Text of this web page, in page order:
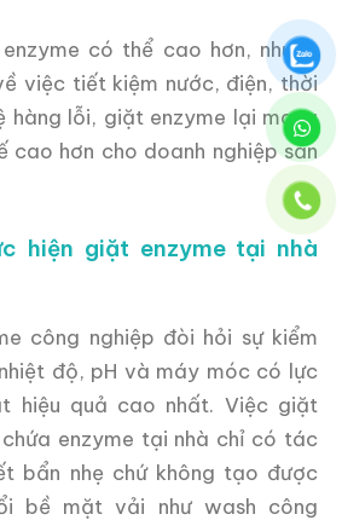
có thể cao hơn, nhưng
việc tiết kiệm nước, điện, thời
hàng lỗi, giặt enzyme lại mang
cao hơn cho doanh nghiệp sản
hiện giặt enzyme tại nhà
công nghiệp đòi hỏi sự kiểm
độ, pH và máy móc có lực
hiệu quả cao nhất. Việc giặt
enzyme tại nhà chỉ có tác
bẩn nhẹ chứ không tạo được
bề mặt vải như wash công